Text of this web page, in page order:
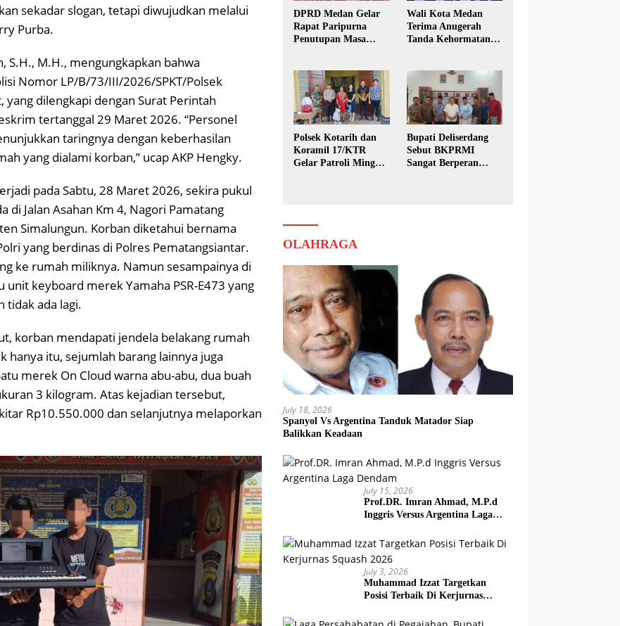
sekadar slogan, tetapi diwujudkan melalui
Purba.
S.H., M.H., mengungkapkan bahwa
Nomor LP/B/73/III/2026/SPKT/Polsek
dilengkapi dengan Surat Perintah
tertanggal 29 Maret 2026. “Personel
taringnya dengan keberhasilan
yang dialami korban,” ucap AKP Hengky.
pada Sabtu, 28 Maret 2026, sekira pukul
Jalan Asahan Km 4, Nagori Pamatang
Simalungun. Korban diketahui bernama
yang berdinas di Polres Pematangsiantar.
ke rumah miliknya. Namun sesampainya di
keyboard merek Yamaha PSR-E473 yang
tidak ada lagi.
korban mendapati jendela belakang rumah
hanya itu, sejumlah barang lainnya juga
merek On Cloud warna abu-abu, dua buah
3 kilogram. Atas kejadian tersebut,
Rp10.550.000 dan selanjutnya melaporkan
DPRD Medan Gelar
Rapat Paripurna
Penutupan Masa
Wali Kota Medan
Terima Anugerah
Tanda Kehormatan
Polsek Kotarih dan
Koramil 17/KTR
Gelar Patroli Minggu
Bupati Deliserdang
Sebut BKPRMI
Sangat Berperan
OLAHRAGA
July 18, 2026
Spanyol Vs Argentina Tanduk Matador Siap
Balikkan Keadaan
July 15, 2026
Prof.DR. Imran Ahmad, M.P.d
Inggris Versus Argentina Laga
July 3, 2026
Muhammad Izzat Targetkan
Posisi Terbaik Di Kerjurnas